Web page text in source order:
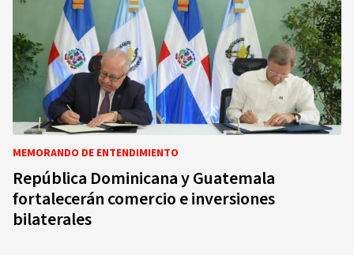
MEMORANDO DE ENTENDIMIENTO
República Dominicana y Guatemala
fortalecerán comercio e inversiones
bilaterales